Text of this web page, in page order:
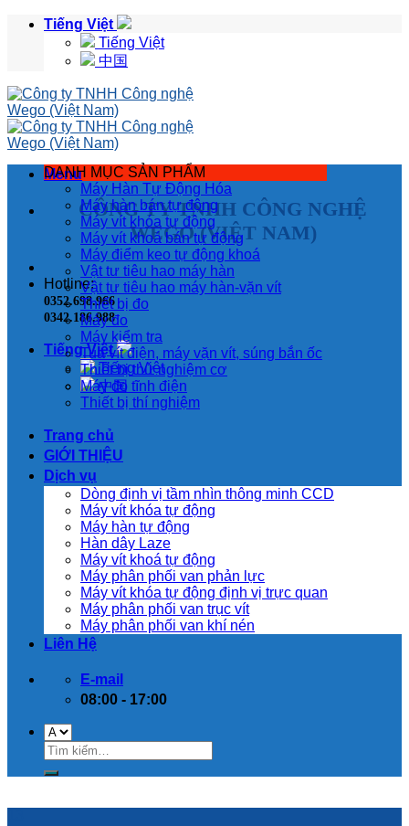
Skip
Tiếng Việt
Tiếng Việt
中国
Menu
CÔNG TY TNHH CÔNG NGHỆ
WEGO (VIỆT NAM)
Hotline:
0352.698.966
0342.186.988
Tiếng Việt
Tiếng Việt
中国
DANH MỤC SẢN PHẨM
Máy Hàn Tự Động Hóa
Máy hàn bán tự động
Máy vít khóa tự động
Máy vít khoá bán tự động
Máy điểm keo tự động khoá
Vật tư tiêu hao máy hàn
Vật tư tiêu hao máy hàn-vặn vít
Thiết bị đo
Máy đo
Máy kiểm tra
Tua vít điện, máy vặn vít, súng bắn ốc
Thiết bị thử nghiệm cơ
Máy đo tĩnh điện
Thiết bị thí nghiệm
Trang chủ
GIỚI THIỆU
Dịch vụ
Dòng định vị tầm nhìn thông minh CCD
Máy vít khóa tự động
Máy hàn tự động
Hàn dây Laze
Máy vít khoá tự động
Máy phân phối van phản lực
Máy vít khóa tự động định vị trực quan
Máy phân phối van trục vít
Máy phân phối van khí nén
Liên Hệ
E-mail
08:00 - 17:00